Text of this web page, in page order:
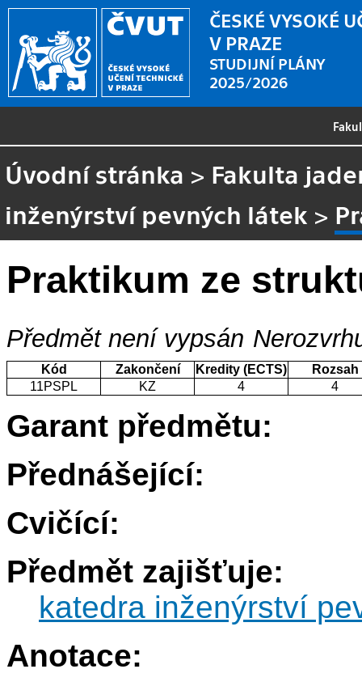
ČESKÉ VYSOKÉ
V PRAZE
STUDIJNÍ PLÁNY
2025/2026
Úvodní stránka > Fakulta
inženýrství pevných látek >
Praktikum ze
Předmět není vypsán
Kód Zakončení Kredity (ECTS)
Rozsah
11PSPL
KZ 4 4
Garant předmětu:
Přednášející:
Cvičící:
Předmět zajišťuje:
katedra inženýrství
Anotace: